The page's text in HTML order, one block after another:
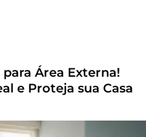
Área Externa!
e Proteja sua Casa